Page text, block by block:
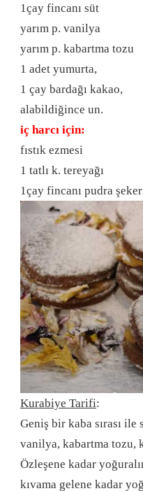
1çay fincanı süt
yarım p. vanilya
yarım p. kabartma tozu
1 adet yumurta,
1 çay bardağı kakao,
alabildiğince un.
iç harcı için:
fıstık ezmesi
1 tatlı k. tereyağı
1çay fincanı pudra
Kurabiye Tarifi:
Geniş bir kaba sırası ile
vanilya, kabartma tozu,
Özleşene kadar
kıvama gelene kadar